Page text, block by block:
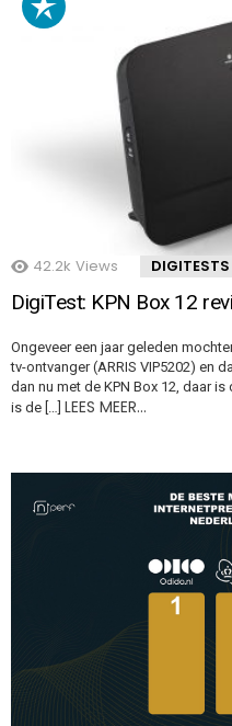
42.2k Views DIGITESTS
DigiTest: KPN Box 12
Ongeveer een jaar geleden
tv-ontvanger (ARRIS VIP5202) en
dan nu met de KPN Box 12, daar
is de […] LEES MEER…